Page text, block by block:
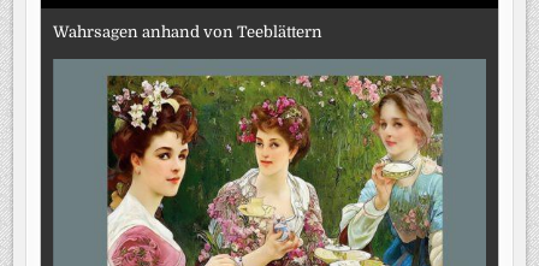
Wahrsagen anhand von Teeblättern